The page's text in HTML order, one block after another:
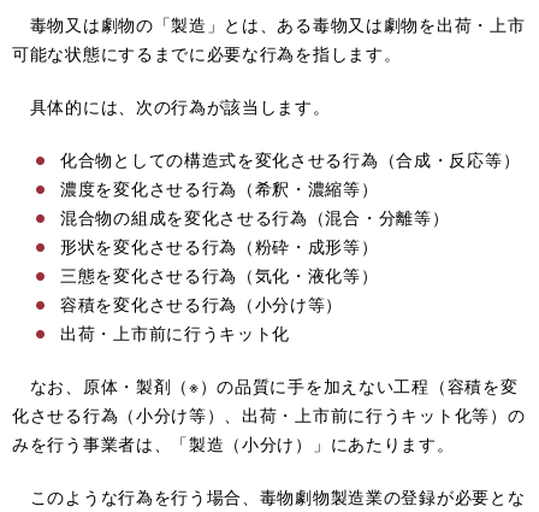
毒物又は劇物の「製造」とは、ある毒物又は劇物を出荷・上市
可能な状態にするまでに必要な行為を指します。
具体的には、次の行為が該当します。
化合物としての構造式を変化させる行為（合成・反応等）
濃度を変化させる行為（希釈・濃縮等）
混合物の組成を変化させる行為（混合・分離等）
形状を変化させる行為（粉砕・成形等）
三態を変化させる行為（気化・液化等）
容積を変化させる行為（小分け等）
出荷・上市前に行うキット化
なお、原体・製剤（※）の品質に手を加えない工程（容積を変
化させる行為（小分け等）、出荷・上市前に行うキット化等）の
みを行う事業者は、「製造（小分け）」にあたります。
このような行為を行う場合、毒物劇物製造業の登録が必要とな